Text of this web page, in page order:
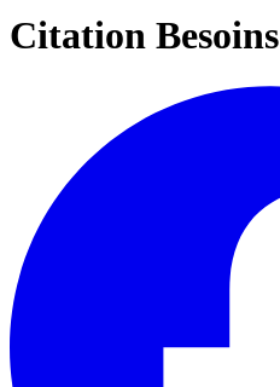
Citation Besoins